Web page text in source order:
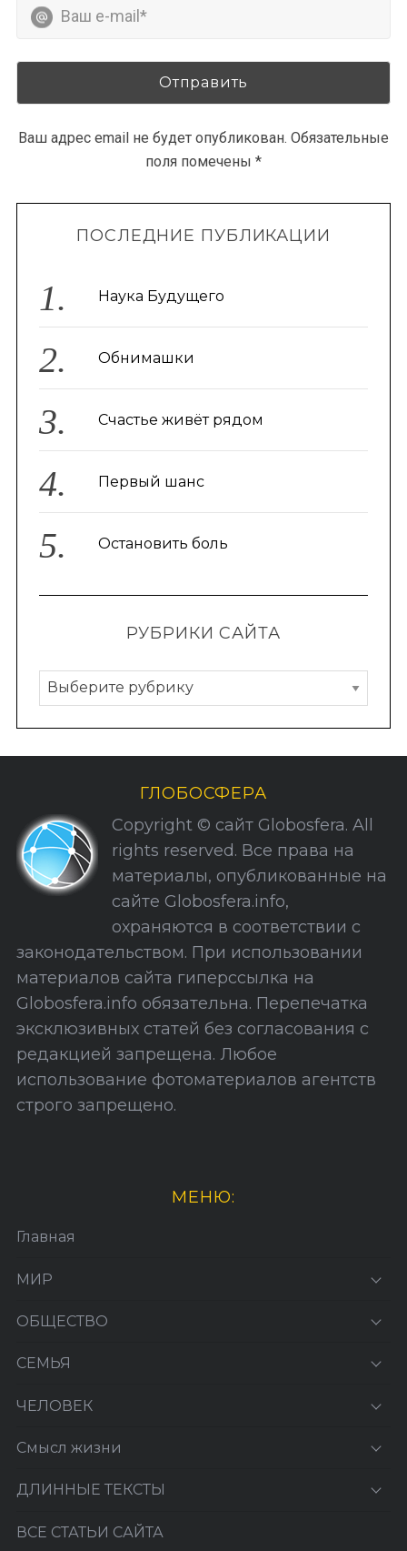
Ваш адрес email не будет опубликован. Обязательные
поля помечены *
ПОСЛЕДНИЕ ПУБЛИКАЦИИ
Наука Будущего
Обнимашки
Счастье живёт рядом
Первый шанс
Остановить боль
РУБРИКИ САЙТА
Р
у
б
р
и
С
а
а
ГЛОБОСФЕРА
Copyright © сайт Globosfera. All
rights reserved. Все права на
материалы, опубликованные на
сайте Globosfera.info,
охраняются в соответствии с
законодательством. При использовании
материалов сайта гиперссылка на
Globosfera.info обязательна. Перепечатка
эксклюзивных статей без согласования с
редакцией запрещена. Любое
использование фотоматериалов агентств
строго запрещено.
МЕНЮ:
Главная
МИР
ОБЩЕСТВО
СЕМЬЯ
ЧЕЛОВЕК
Смысл жизни
ДЛИННЫЕ ТЕКСТЫ
ВСЕ СТАТЬИ САЙТА